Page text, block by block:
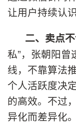
让用户持续认
二、卖点不
私”，张朝阳
线，不靠算法
个人活跃度决
的高效。不过
异化而差异化。